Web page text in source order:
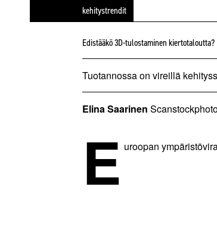
kehitystrendit
Edistääkö 3D-tulostaminen kiertotaloutta?
Tuotannossa on vireillä
Elina Saarinen
E uroopan